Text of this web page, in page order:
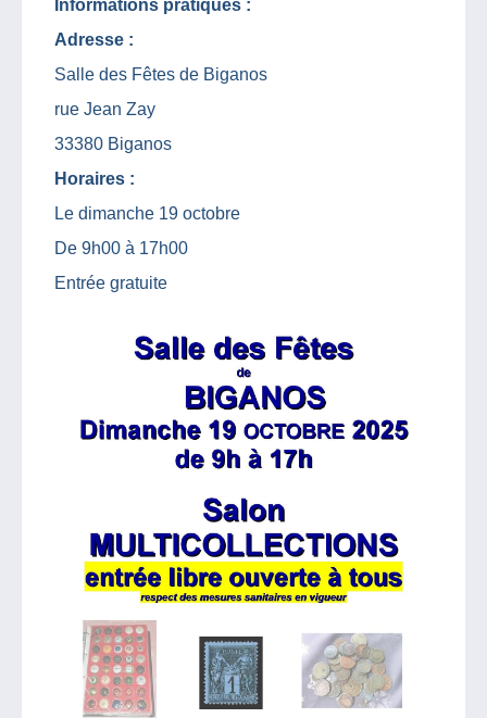
Informations pratiques :
Adresse :
Salle des Fêtes de Biganos
rue Jean Zay
33380 Biganos
Horaires :
Le dimanche 19 octobre
De 9h00 à 17h00
Entrée gratuite